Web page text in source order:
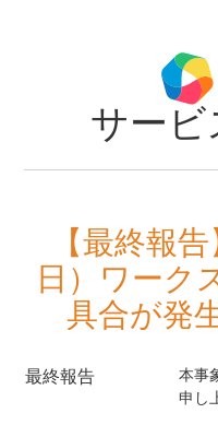
サー
お知らせ ヘルプセン
【最終報
日）ワーク
具合が発
最終報告
本事
申し